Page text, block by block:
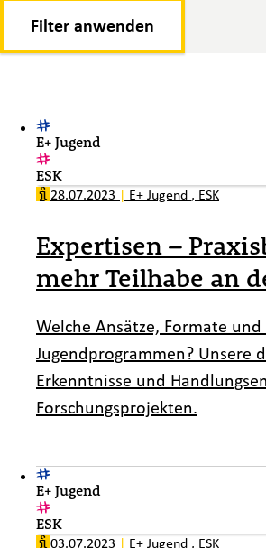
Filter anwenden
E+ Jugend
ESK
28.07.2023 | E+ Jugend , ESK
Expertisen –
mehr Teilhabe an
Welche Ansätze, Formate
Jugendprogrammen? Unsere
Erkenntnisse und
Forschungsprojekten.
E+ Jugend
ESK
03.07.2023 | E+ Jugend , ESK